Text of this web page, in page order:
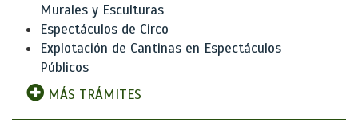
Murales y Esculturas
Espectáculos de Circo
Explotación de Cantinas en Espectáculos
Públicos
MÁS TRÁMITES